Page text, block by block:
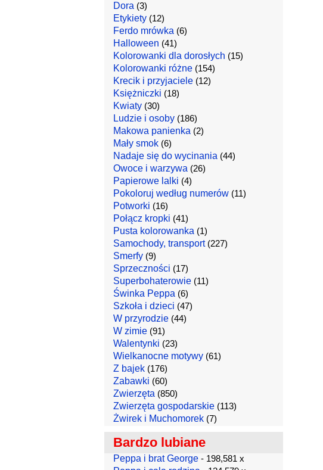
Dora (3)
Etykiety(12)
Ferdo mrówka (6)
Halloween (41)
Kolorowanki dla dorosłych (15)
Kolorowanki różne(154)
Krecik i przyjaciele(12)
Księżniczki (18)
Kwiaty(30)
Ludzie i osoby(186)
Makowa panienka (2)
Mały smok(6)
Nadaje się do wycinania (44)
Owoce i warzywa (26)
Papierowe lalki (4)
Pokoloruj według numerów(11)
Potworki (16)
Połącz kropki (41)
Pusta kolorowanka (1)
Samochody, transport(227)
Smerfy(9)
Sprzeczności (17)
Superbohaterowie(11)
Świnka Peppa (6)
Szkoła i dzieci (47)
W przyrodzie(44)
W zimie(91)
Walentynki (23)
Wielkanocne motywy(61)
Z bajek(176)
Zabawki (60)
Zwierzęta (850)
Zwierzęta gospodarskie(113)
Żwirek i Muchomorek(7)
Bardzo lubiane
Peppa i brat George- 198,581 x